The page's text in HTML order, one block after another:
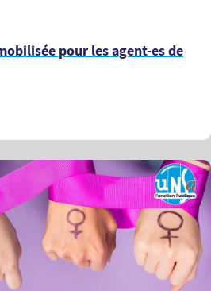
pour les agent-es de